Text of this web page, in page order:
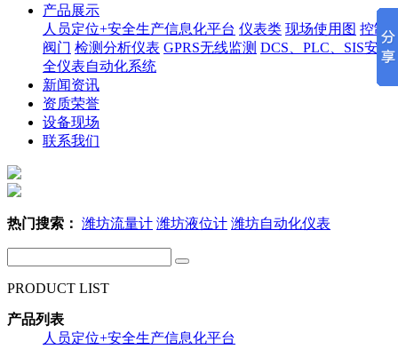
产品展示
人员定位+安全生产信息化平台 仪表类 现场使用图 控制
阀门 检测分析仪表 GPRS无线监测 DCS、PLC、SIS安
全仪表自动化系统
新闻资讯
资质荣誉
设备现场
联系我们
热门搜索： 潍坊流量计 潍坊液位计 潍坊自动化仪表
PRODUCT LIST
产品列表
人员定位+安全生产信息化平台